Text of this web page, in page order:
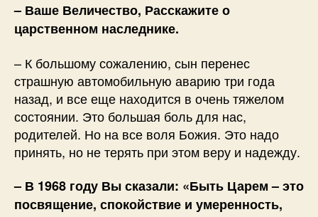
– Ваше Величество, Расскажите о
царственном наследнике.
– К большому сожалению, сын перенес
страшную автомобильную аварию три года
назад, и все еще находится в очень тяжелом
состоянии. Это большая боль для нас,
родителей. Но на все воля Божия. Это надо
принять, но не терять при этом веру и надежду.
– В 1968 году Вы сказали: «Быть Царем – это
посвящение, спокойствие и умеренность,